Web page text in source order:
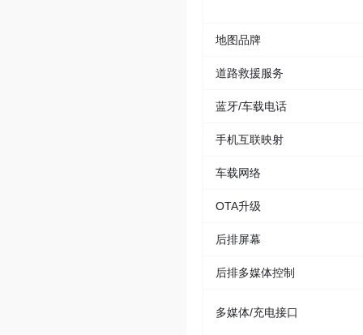
地图品牌
道路救援服务
蓝牙/车载电话
手机互联映射
车载网络
OTA升级
后排屏幕
后排多媒体控制
多媒体/充电接口